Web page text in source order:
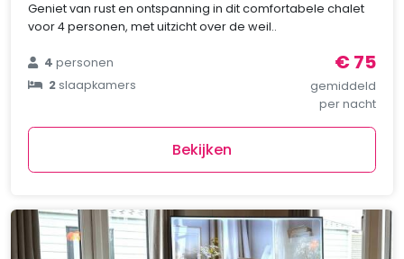
Geniet van rust en ontspanning in dit comfortabele chalet
voor 4 personen, met uitzicht over de weil..
4personen
2slaapkamers
€ 75
gemiddeld
per nacht
Bekijken